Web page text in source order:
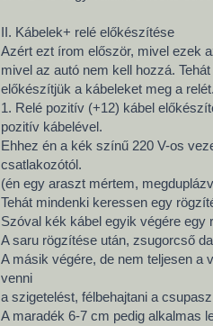
II. Kábelek+ relé előkészítése
Azért ezt írom először, mivel ezek
mivel az autó nem kell hozzá.
előkészítjük a kábeleket meg a relét.
1. Relé pozitív (+12) kábel
pozitív kábelével.
Ehhez én a kék színű 220 V-os
csatlakozótól.
(én egy araszt mértem,
Tehát mindenki keressen egy
Szóval kék kábel egyik végére egy
A saru rögzítése után, zsugorcső
A másik végére, de nem teljesen a
venni
a szigetelést, félbehajtani a
A maradék 6-7 cm pedig alkalmas